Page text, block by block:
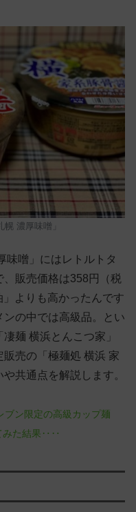
濃厚味噌」
味噌」にはレトルトタ
販売価格は358円（税
よりも高かったんです
の中では高級品。とい
麺 横浜とんこつ家」
売の「極麺処 横浜 家
共通点を解説します。
ブン限定の高級カップ麺
みた結果‥‥